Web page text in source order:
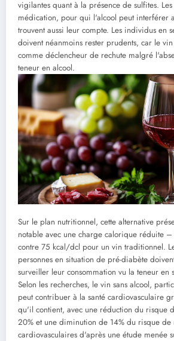
vigilantes quant à la présence de sulfites. Les
médication, pour qui l'alcool peut interférer
trouvent aussi leur compte. Les individus en
doivent néanmoins rester prudents, car le
comme déclencheur de rechute malgré
teneur en alcool.
Sur le plan nutritionnel, cette alternative
notable avec une charge calorique réduite
contre 75 kcal/dcl pour un vin traditionnel.
personnes en situation de pré-diabète
surveiller leur consommation vu la teneur en
Selon les recherches, le vin sans alcool,
peut contribuer à la santé cardiovasculaire
qu'il contient, avec une réduction du risque
20% et une diminution de 14% du risque de
cardiovasculaires d'après une étude menée